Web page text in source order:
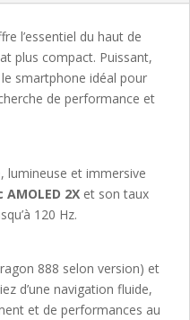
l’essentiel du haut de
plus compact. Puissant,
smartphone idéal pour
de performance et
lumineuse et immersive
AMOLED 2X et son taux
120 Hz.
888 selon version) et
d’une navigation fluide,
et de performances au